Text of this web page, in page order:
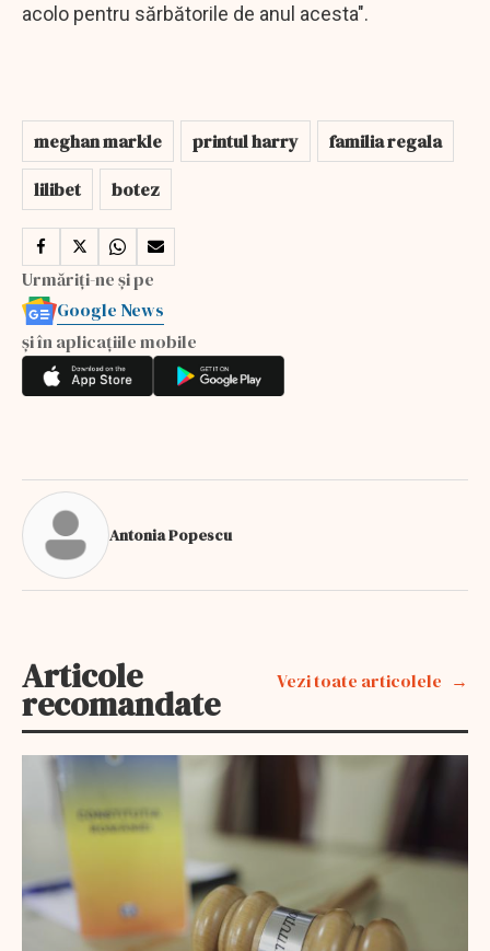
acolo pentru sărbătorile de anul acesta".
meghan markle printul harry
familia regala
lilibet
botez
Urmăriți-ne și pe
Google News
și în aplicațiile mobile
Antonia Popescu
Articole
recomandate
Vezi toate articolele